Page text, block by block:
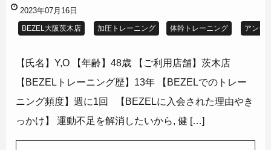
2023年07月16日
BEZEL大阪茨木店 加圧トレーニング 体幹トレーニング アンチ
【氏名】Y,O 【年齢】48歳 【ご利用店舗】茨木店
【BEZELトレーニング歴】13年 【BEZELでのトレー
ニング頻度】週に1回 【BEZELに入会された理由やき
っかけ】 運動不足を解消したいから, 健 […]